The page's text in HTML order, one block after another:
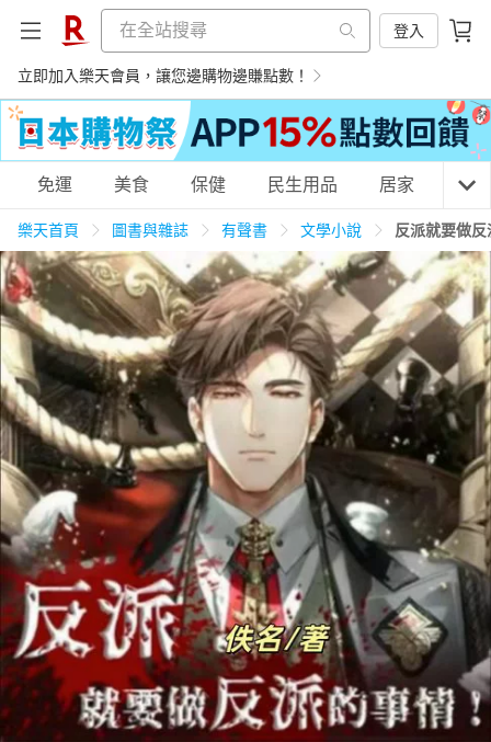
登入
立即加入樂天會員，讓您邊購物邊賺點數！
購物網分類
天天免運 美食蛋糕 養生保健 民生用品
居家生活 3C家電 運動休閒 親子玩具
女裝 男裝 化妝保養 情趣用品
日本購物 電子/紙本書
HOT
免運 美食 保健 民生用品 居家 3C
樂天首頁 圖書與雜誌 有聲書 文學小說 反派就要做